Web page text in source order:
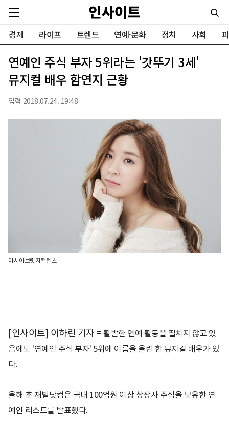
경제 라이프 트렌드 연예·문화 정치 사회
연예인 주식 부자 5위라는 '갓뚜기 3세'
뮤지컬 배우 함연지 근황
입력 2018.07.24. 19:48
아시아브릿지컨텐츠
[인사이트] 이하린 기자 = 활발한 연예 활동을 펼치지 않고 있
음에도 '연예인 주식 부자' 5위에 이름을 올린 한 뮤지컬 배우가 있
다.
올해 초 재벌닷컴은 국내 100억원 이상 상장사 주식을 보유한 연
예인 리스트를 발표했다.